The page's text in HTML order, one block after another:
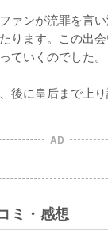
ァンが流罪を言
ります。この出
ていくのでした。
後に皇后まで上
AD
ミ・感想